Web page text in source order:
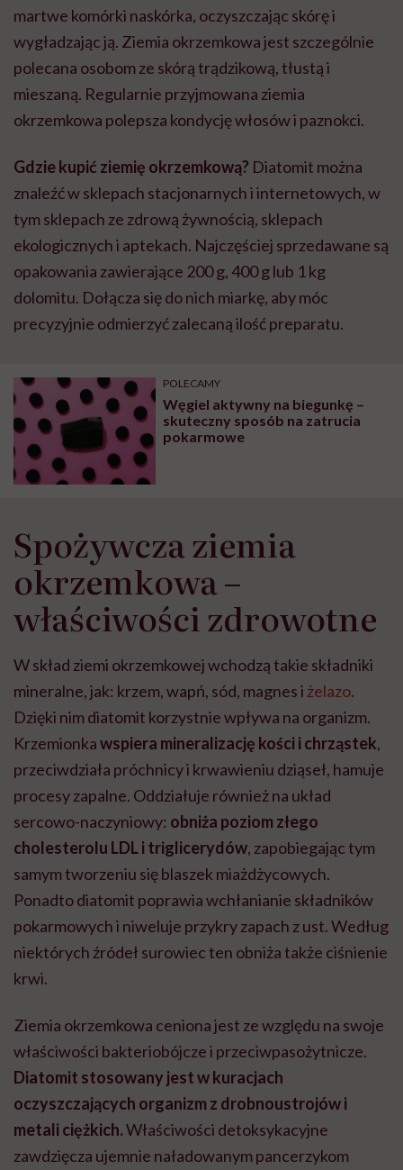
martwe komórki naskórka, oczyszczając skórę i
wygładzając ją. Ziemia okrzemkowa jest szczególnie
polecana osobom ze skórą trądzikową, tłustą i
mieszaną. Regularnie przyjmowana ziemia
okrzemkowa polepsza kondycję włosów i paznokci.
Gdzie kupić ziemię okrzemkową? Diatomit można
znaleźć w sklepach stacjonarnych i internetowych, w
tym sklepach ze zdrową żywnością, sklepach
ekologicznych i aptekach. Najczęściej sprzedawane są
opakowania zawierające 200 g, 400 g lub 1 kg
dolomitu. Dołącza się do nich miarkę, aby móc
precyzyjnie odmierzyć zalecaną ilość preparatu.
POLECAMY
Węgiel aktywny na biegunkę –
skuteczny sposób na zatrucia
pokarmowe
Spożywcza ziemia
okrzemkowa –
właściwości zdrowotne
W skład ziemi okrzemkowej wchodzą takie składniki
mineralne, jak: krzem, wapń, sód, magnes i żelazo.
Dzięki nim diatomit korzystnie wpływa na organizm.
Krzemionkawspiera mineralizację kości i chrząstek,
przeciwdziała próchnicy i krwawieniu dziąseł, hamuje
procesy zapalne. Oddziałuje również na układ
sercowo-naczyniowy: obniża poziom złego
cholesterolu LDL i triglicerydów, zapobiegając tym
samym tworzeniu się blaszek miażdżycowych.
Ponadto diatomit poprawia wchłanianie składników
pokarmowych i niweluje przykry zapach z ust. Według
niektórych źródeł surowiec ten obniża także ciśnienie
krwi.
Ziemia okrzemkowa ceniona jest ze względu na swoje
właściwości bakteriobójcze i przeciwpasożytnicze.
Diatomit stosowany jest w kuracjach
oczyszczających organizm z drobnoustrojów i
metali ciężkich.Właściwości detoksykacyjne
zawdzięcza ujemnie naładowanym pancerzykom